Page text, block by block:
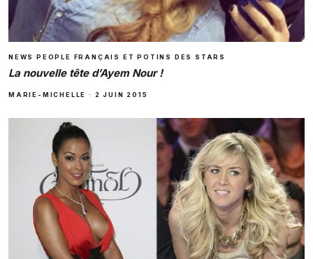
NEWS PEOPLE FRANÇAIS ET POTINS DES STARS
La nouvelle tête d’Ayem Nour !
MARIE-MICHELLE · 2 JUIN 2015